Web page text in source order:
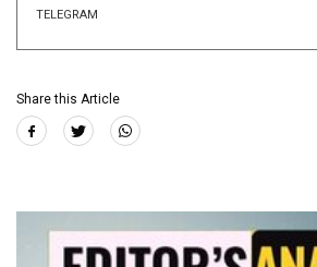
TELEGRAM
Share this Article